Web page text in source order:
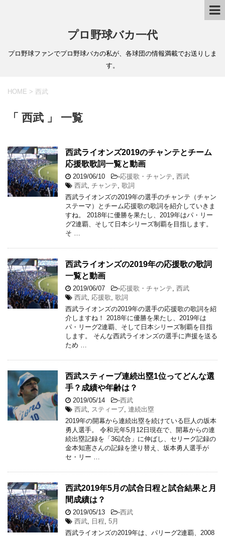
プロ野球バカ一代
プロ野球ファンでプロ野球バカの私が、各球団の情報満載でお送りしま
す。
HOME > 西武
「 西武 」 一覧
西武ライオンズ2019のチャンテとチーム
応援歌歌詞一覧と動画
2019/06/10 -応援歌・チャンテ 西武
西武 チャンテ 歌詞
西武ライオンズの2019年の選手のチャンテ（チャン
ステーマ）とチーム応援歌の歌詞を紹介していきま
すね。 2018年に優勝を果たし、2019年はパ・リー
グ2連覇、そして日本シリーズ制覇を目指します。
そ …
西武ライオンズの2019年の応援歌の歌詞
一覧と動画
2019/06/07 -応援歌・チャンテ 西武
西武 応援歌 歌詞
西武ライオンズの2019年の選手の応援歌の歌詞を紹
介しますね！ 2018年に優勝を果たし、2019年は
パ・リーグ2連覇、そして日本シリーズ制覇を目指
します。 そんな西武ライオンズの選手に声援を送る
ため …
西武スティーブ連続出塁1位ってどんな選
手？成績や年齢は？
2019/05/14 -西武
西武
スティーブ 連続出塁
2019年の開幕から連続出塁を続けている巨人の坂本
勇人選手。 令和元年5月12日現在で、開幕からの連
続出塁記録を「36試合」に伸ばし、セリーグ記録の
金本知憲さんの記録を塗り替え、坂本勇人選手が
セ・リー …
西武2019年5月の試合日程と試合結果と月
間成績は？
2019/05/13 -西武
西武
日程 5月
西武ライオンズの2019年は、パリーグ2連覇、2008